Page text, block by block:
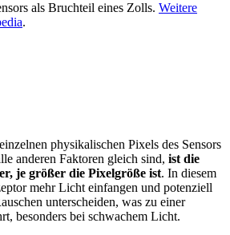
als Bruchteil eines Zolls. Weitere
.
physikalischen Pixels des Sensors
anderen Faktoren gleich sind, ist die
je größer die Pixelgröße ist. In diesem
mehr Licht einfangen und potenziell
unterscheiden, was zu einer
besonders bei schwachem Licht.